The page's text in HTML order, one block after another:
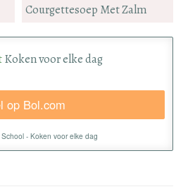
Courgettesoep Met Zalm
Koken voor elke dag
op Bol.com